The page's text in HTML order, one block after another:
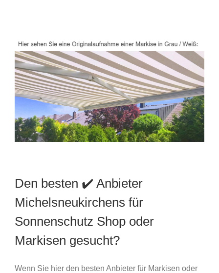
Den besten ✔️ Anbieter
Michelsneukirchens für
Sonnenschutz Shop oder
Markisen gesucht?
Wenn Sie hier den besten Anbieter für Markisen oder